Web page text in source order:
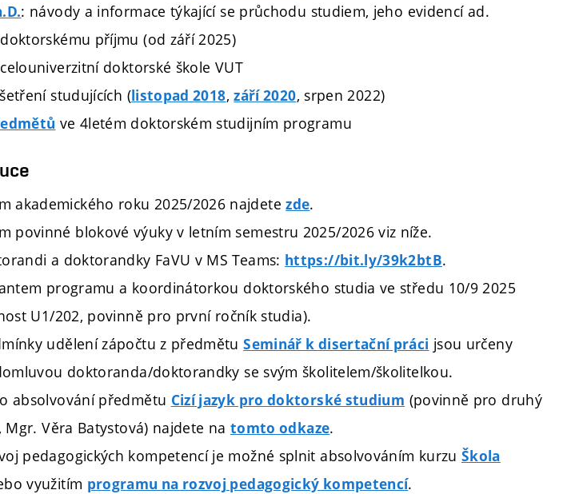
: návody a informace týkající se průchodu studiem, jeho evidencí ad.
příjmu (od září 2025)
doktorské škole VUT
studujících (listopad 2018,září 2020, srpen 2022)
ve 4letém doktorském studijním programu
akademického roku 2025/2026 najdetezde.
povinné blokové výuky v letním semestru 2025/2026 viz níže.
a doktorandky FaVU v MS Teams: https://bit.ly/39k2btB.
programu a koordinátorkou doktorského studia ve středu 10/9 2025
U1/202, povinně pro první ročník studia).
udělení zápočtu z předmětu Seminář k disertační práci jsou určeny
doktoranda/doktorandky se svým školitelem/školitelkou.
absolvování předmětu Cizí jazyk pro doktorské studium (povinně pro druhý
Mgr. Věra Batystová) najdete na tomto odkaze.
pedagogických kompetencí je možné splnit absolvováním kurzu Škola
využitím programu na rozvoj pedagogický kompetencí.